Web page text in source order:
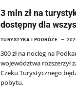
3 mln zł na
dostępny dla
TURYSTYKA I PODRÓŻE
300 zł na nocleg na
województwa rozszerzył
Czeku Turystycznego
pobytu.